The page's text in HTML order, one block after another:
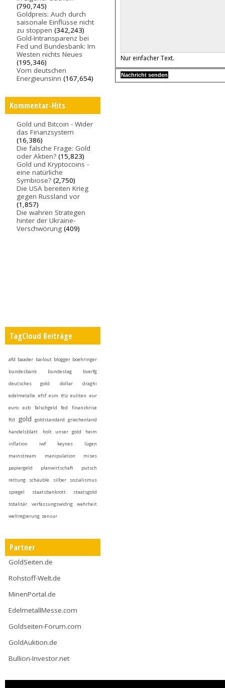
(790,745)
Goldpreis: Auch durch
saisonale Einflüsse nicht
zu stoppen (342,243)
Gold-Intransparenz bei
Fed und Bundesbank: Im
Westen nichts Neues
(195,346)
Vom deutschen
Energieunsinn (167,654)
Kommentar-Hits
Gold und Bitcoin - Wider
das Finanzsystem
(16,386)
Die falsche Frage: Gold
oder Aktien? (15,823)
Gold und Kryptocoins -
eine natürliche
Symbiose? (2,750)
Die USA bereiten Krieg
gegen Russland vor
(1,857)
Die wahren Strategen
hinter der Ukraine-
Verschwörung (409)
TagCloud Beiträge
afd baader bailout blogger boehringer
bundesbank
bundestag
bverfg
deutsches gold
dollar
draghi
edelmetalle efsf esm eu euliten eur
euro
ezb falschgeld fed
finanzkrise
ftd
gold goldstandard griechenland
handelsblatt
holt unser gold heim
inflation
iwf keynes
lügen
mainstream
manipulation
mises
papiergeld
planwirtschaft
putsch
rettung
schäuble silber
sozialismus
spiegel
staatsbankrott
staatsgold
totalitär
verfassungswidrig
wahrheit
weltregierung zensur
Partner
GoldSeiten.de
Rohstoff-Welt.de
MinenPortal.de
EdelmetallMesse.com
Goldseiten-Forum.com
GoldAuktion.de
Bullion-Investor.net
Nur einfacher Text.